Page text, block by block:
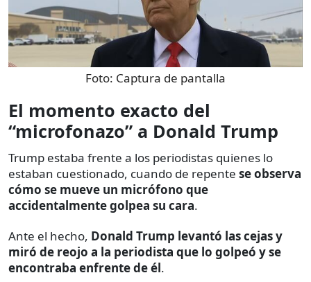
Foto: Captura de pantalla
El momento exacto del
“microfonazo” a Donald Trump
Trump estaba frente a los periodistas quienes lo
estaban cuestionado, cuando de repente se observa
cómo se mueve un micrófono que
accidentalmente golpea su cara.
Ante el hecho, Donald Trump levantó las cejas y
miró de reojo a la periodista que lo golpeó y se
encontraba enfrente de él.